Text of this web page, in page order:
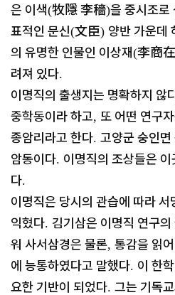
은 이색(牧隱 李穡)을 중시조로
표적인 문신(文臣) 양반 가운데
의 유명한 인물인 이상재(李商在
려져 있다.
이명직의 출생지는 명확하지 않
중학동이라 하고, 또 어떤 연구
종암리라고 한다. 고양군 숭인
암동이다. 이명직의 조상들은
다.
이명직은 당시의 관습에 따라 서
익혔다. 김기삼은 이명직 연구
워 사서삼경은 물론, 통감을 읽
에 능통하였다고 말했다. 이 한
요한 기반이 되었다. 그는 기독